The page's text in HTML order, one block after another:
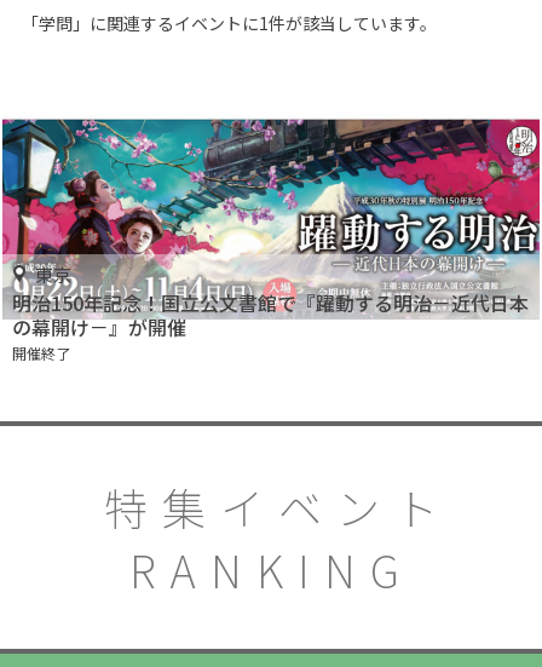
「学問」に関連するイベントに1件が該当しています。
東京
明治150年記念！国立公文書館で『躍動する明治－近代日本
の幕開け－』が開催
開催終了
特集イベント
RANKING